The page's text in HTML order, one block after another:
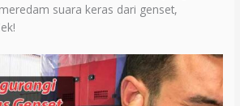
suara keras dari genset,